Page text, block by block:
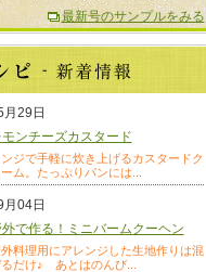
最新号のサンプルをみる
月29日
モンチーズカスタード
ンジで手軽に炊き上げるカスタードク
ーム。たっぷりパンには...
月04日
で作る！ミニバームクーヘン
料理用にアレンジした生地作りは混
だけ♪ あとはのんび...